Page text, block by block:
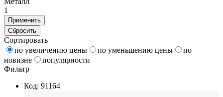
1
Применить
Сбросить
Сортировать
по увеличению цены
по уменьшению цены
по
новизне
популярности
Фильтр
Код: 91164